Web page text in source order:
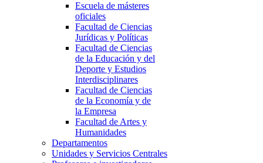
Escuela de másteres
oficiales
Facultad de Ciencias
Jurídicas y Políticas
Facultad de Ciencias
de la Educación y del
Deporte y Estudios
Interdisciplinares
Facultad de Ciencias
de la Economía y de
la Empresa
Facultad de Artes y
Humanidades
Departamentos
Unidades y Servicios Centrales